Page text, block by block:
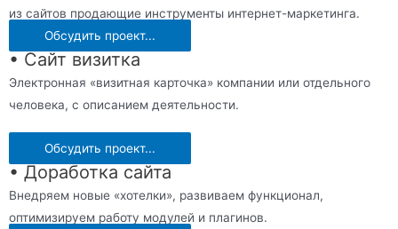
из сайтов продающие инструменты интернет-маркетинга.
Обсудить проект...
• Сайт визитка
Электронная «визитная карточка» компании или отдельного
человека, с описанием деятельности.
Обсудить проект...
• Доработка сайта
Внедряем новые «хотелки», развиваем функционал,
оптимизируем работу модулей и плагинов.